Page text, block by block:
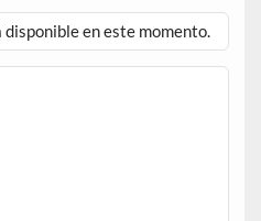
en este momento.